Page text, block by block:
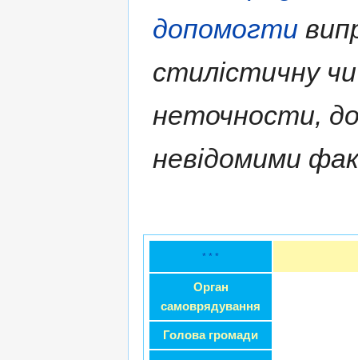
допомогти
стилістичну
неточности,
невідомими
* * *
Орган
самоврядування
Голова громади